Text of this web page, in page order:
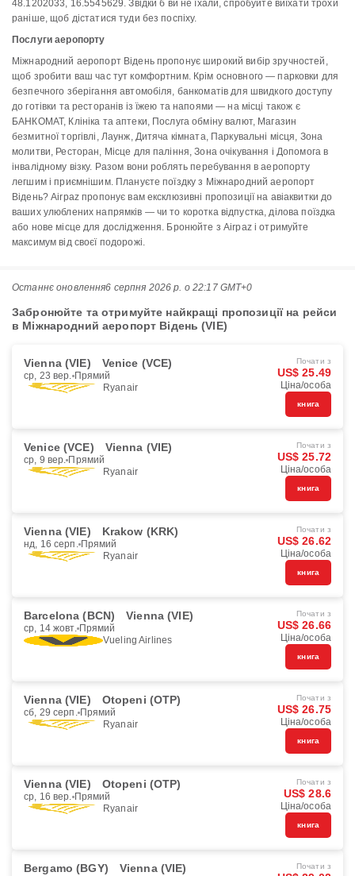
48.1202033, 16.5545629. Звідки б ви не їхали, спробуйте виїхати трохи
раніше, щоб дістатися туди без поспіху.
Послуги аеропорту
Міжнародний аеропорт Відень пропонує широкий вибір зручностей,
щоб зробити ваш час тут комфортним. Крім основного — парковки для
безпечного зберігання автомобіля, банкоматів для швидкого доступу
до готівки та ресторанів із їжею та напоями — на місці також є
БАНКОМАТ, Клініка та аптеки, Послуга обміну валют, Магазин
безмитної торгівлі, Лаунж, Дитяча кімната, Паркувальні місця, Зона
молитви, Ресторан, Місце для паління, Зона очікування і Допомога в
інвалідному візку. Разом вони роблять перебування в аеропорту
легшим і приємнішим. Плануєте поїздку з Міжнародний аеропорт
Відень? Airpaz пропонує вам ексклюзивні пропозиції на авіаквитки до
ваших улюблених напрямків — чи то коротка відпустка, ділова поїздка
або нове місце для дослідження. Бронюйте з Airpaz і отримуйте
максимум від своєї подорожі.
Останнє оновлення6 серпня 2026 р. о 22:17 GMT+0
Забронюйте та отримуйте найкращі пропозиції на рейси
в Міжнародний аеропорт Відень (VIE)
Vienna (VIE) Venice (VCE)
ср, 23 вер. Прямий
Ryanair
Почати з
US$ 25.49
Ціна/особа
книга
Venice (VCE) Vienna (VIE)
ср, 9 вер. Прямий
Ryanair
Почати з
US$ 25.72
Ціна/особа
книга
Vienna (VIE) Krakow (KRK)
нд, 16 серп. Прямий
Ryanair
Почати з
US$ 26.62
Ціна/особа
книга
Barcelona (BCN) Vienna (VIE)
ср, 14 жовт. Прямий
Vueling Airlines
Почати з
US$ 26.66
Ціна/особа
книга
Vienna (VIE) Otopeni (OTP)
сб, 29 серп. Прямий
Ryanair
Почати з
US$ 26.75
Ціна/особа
книга
Vienna (VIE) Otopeni (OTP)
ср, 16 вер. Прямий
Ryanair
Почати з
US$ 28.6
Ціна/особа
книга
Bergamo (BGY) Vienna (VIE) Почати з